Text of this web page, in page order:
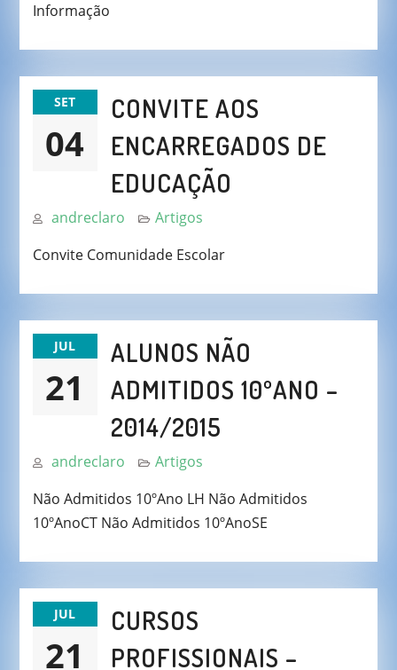
Informação
SET
04
CONVITE AOS
ENCARREGADOS DE
EDUCAÇÃO
andreclaro
Artigos
Convite Comunidade Escolar
JUL
21
ALUNOS NÃO
ADMITIDOS 10ºANO –
2014/2015
andreclaro
Artigos
Não Admitidos 10ºAno LH Não Admitidos
10ºAnoCT Não Admitidos 10ºAnoSE
JUL
21
CURSOS
PROFISSIONAIS –